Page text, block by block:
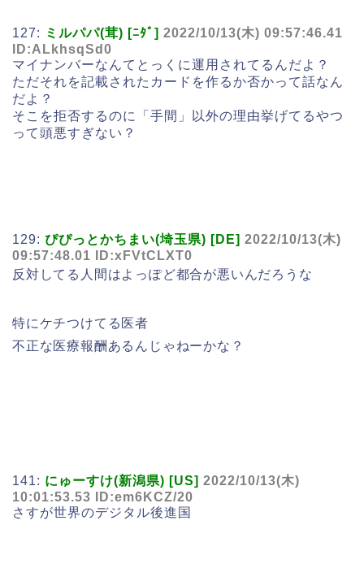
127: ミルパパ(茸) [ﾆﾀﾞ] 2022/10/13(木) 09:57:46.41
ID:ALkhsqSd0
マイナンバーなんてとっくに運用されてるんだよ？
ただそれを記載されたカードを作るか否かって話なん
だよ？
そこを拒否するのに「手間」以外の理由挙げてるやつ
って頭悪すぎない？
129: ぴぴっとかちまい(埼玉県) [DE] 2022/10/13(木)
09:57:48.01 ID:xFVtCLXT0
反対してる人間はよっぽど都合が悪いんだろうな
特にケチつけてる医者
不正な医療報酬あるんじゃねーかな？
141: にゅーすけ(新潟県) [US] 2022/10/13(木)
10:01:53.53 ID:em6KCZ/20
さすが世界のデジタル後進国